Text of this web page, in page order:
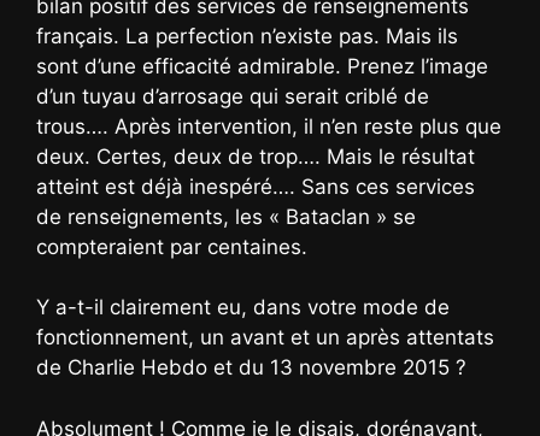
bilan positif des services de renseignements
français. La perfection n’existe pas. Mais ils
sont d’une efficacité admirable. Prenez l’image
d’un tuyau d’arrosage qui serait criblé de
trous…. Après intervention, il n’en reste plus que
deux. Certes, deux de trop…. Mais le résultat
atteint est déjà inespéré…. Sans ces services
de renseignements, les « Bataclan » se
compteraient par centaines.
Y a-t-il clairement eu, dans votre mode de
fonctionnement, un avant et un après attentats
de Charlie Hebdo et du 13 novembre 2015 ?
Absolument ! Comme je le disais, dorénavant,